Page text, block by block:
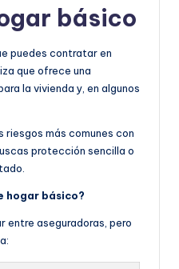
básico
puedes contratar en
que ofrece una
la vivienda y, en algunos
riesgos más comunes con
protección sencilla o
hogar básico?
entre aseguradoras, pero